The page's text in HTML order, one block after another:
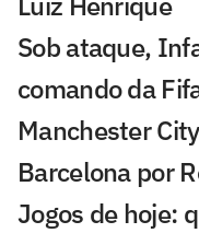
Sob ataque,
comando da
Manchester
Barcelona por
Jogos de hoje: